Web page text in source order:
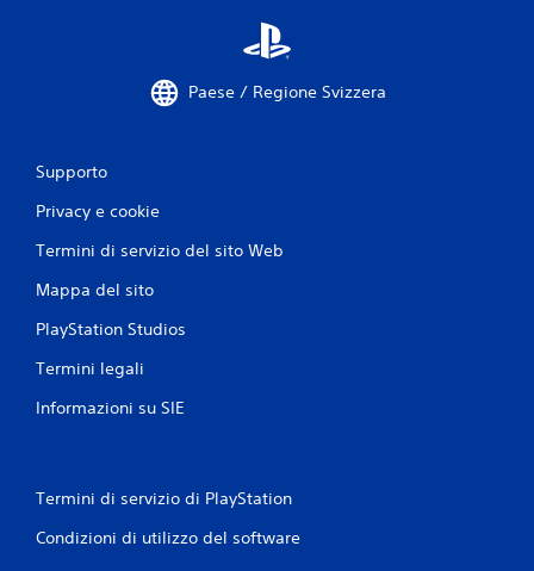
Paese / Regione Svizzera
Supporto
Privacy e cookie
Termini di servizio del sito Web
Mappa del sito
PlayStation Studios
Termini legali
Informazioni su SIE
Termini di servizio di PlayStation
Condizioni di utilizzo del software